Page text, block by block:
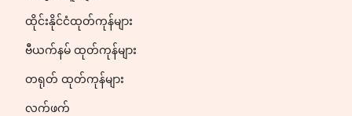
ထိုင်းနိုင်ငံထုတ်ကုန်များ
ဗီယက်နမ် ထုတ်ကုန်များ
တရုတ် ထုတ်ကုန်များ
လက်ဖက်